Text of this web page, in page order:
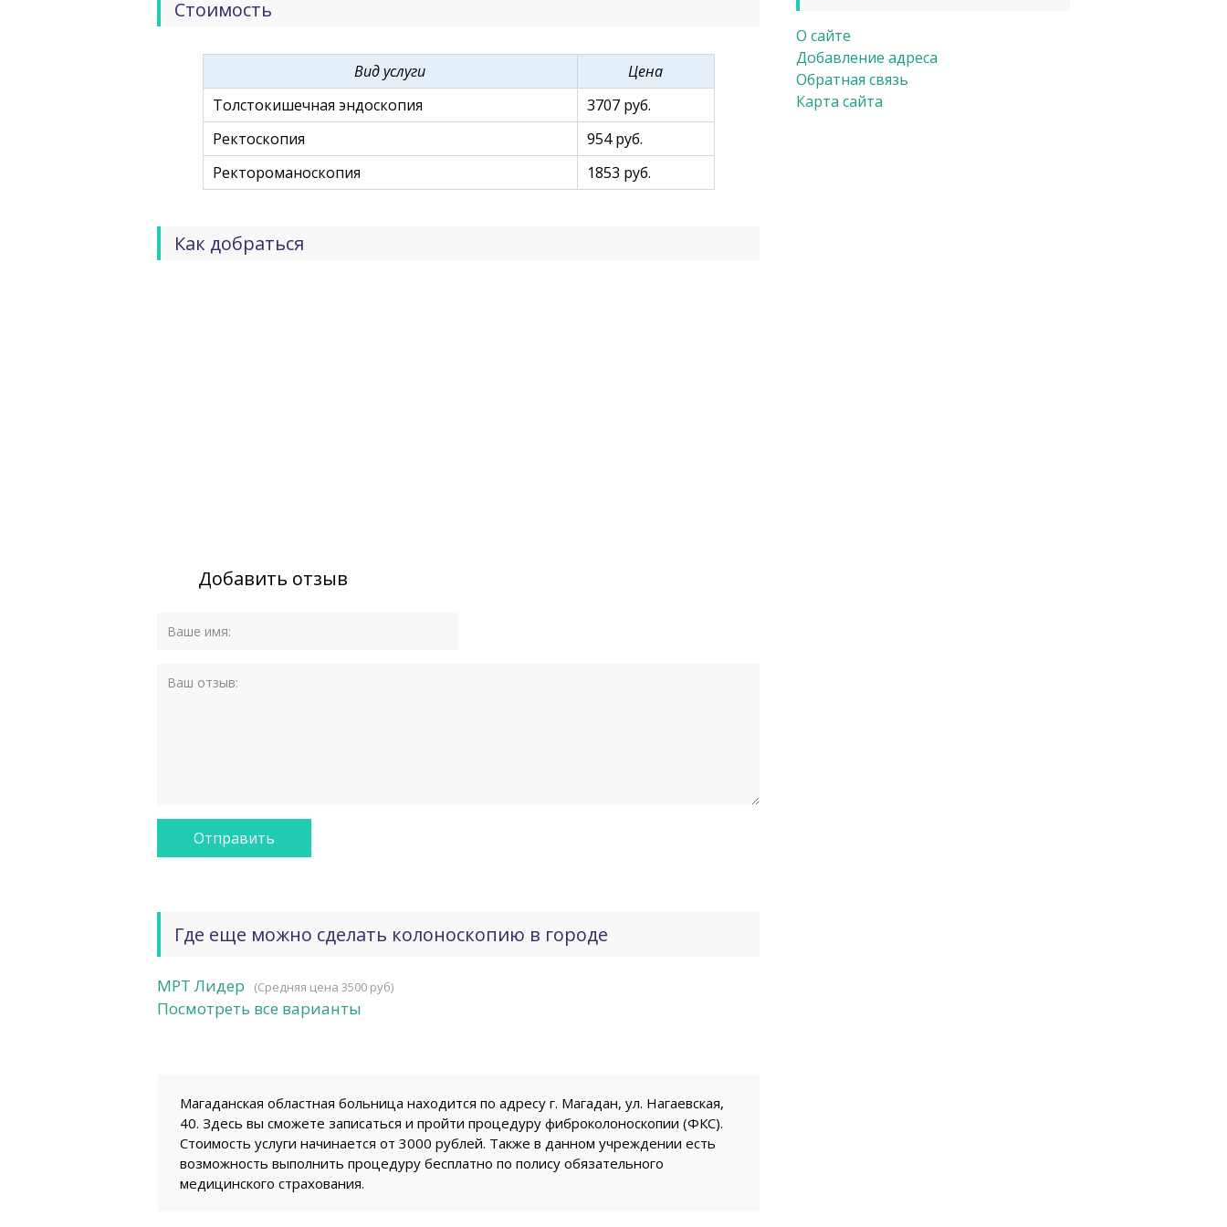
отделения, областная консультативная поликлиника; диагностические и
Стоимость
Вид услуги
Цена
Толстокишечная эндоскопия
3707 руб.
Ректоскопия
954 руб.
Ректороманоскопия
1853 руб.
Как добраться
Добавить отзыв
Где еще можно сделать колоноскопию в городе
МРТ Лидер (Средняя цена 3500 руб)
Посмотреть все варианты
Магаданская областная больница находится по адресу г. Магадан, ул. Нагаевская,
40. Здесь вы сможете записаться и пройти процедуру фиброколоноскопии (ФКС).
Стоимость услуги начинается от 3000 рублей. Также в данном учреждении есть
возможность выполнить процедуру бесплатно по полису обязательного
медицинского страхования.
О сайте
Добавление адреса
Обратная связь
Карта сайта